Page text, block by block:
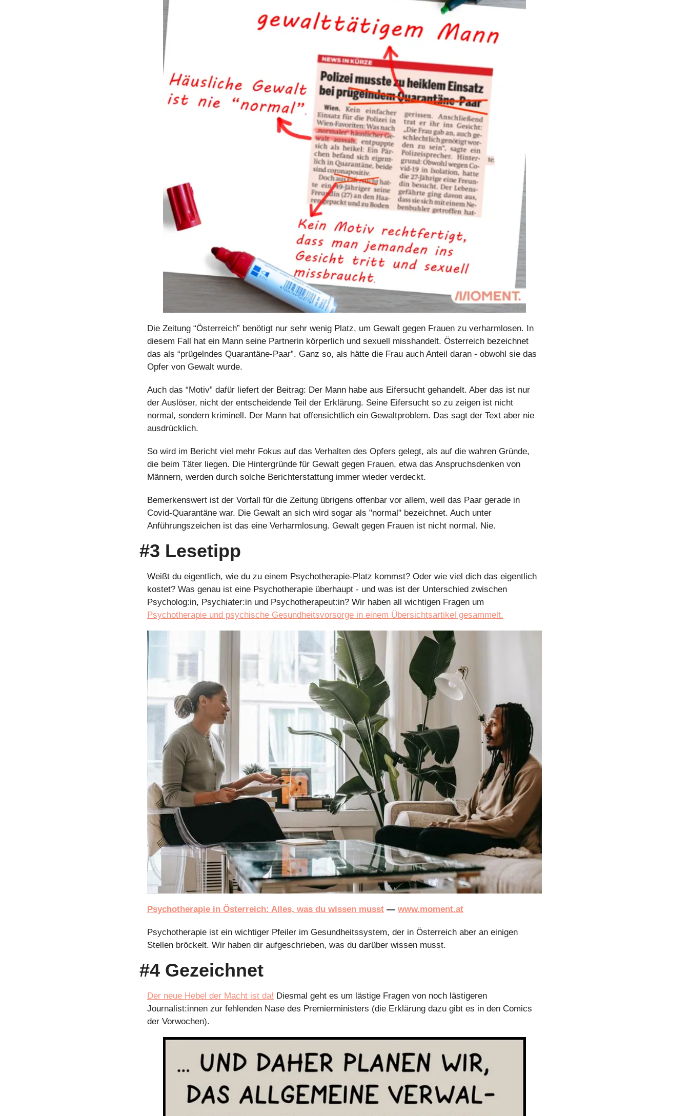
Die Zeitung “Österreich” benötigt nur sehr wenig Platz, um Gewalt gegen Frauen zu verharmlosen. In
diesem Fall hat ein Mann seine Partnerin körperlich und sexuell misshandelt. Österreich bezeichnet
das als “prügelndes Quarantäne-Paar”. Ganz so, als hätte die Frau auch Anteil daran - obwohl sie das
Opfer von Gewalt wurde.
Auch das “Motiv” dafür liefert der Beitrag: Der Mann habe aus Eifersucht gehandelt. Aber das ist nur
der Auslöser, nicht der entscheidende Teil der Erklärung. Seine Eifersucht so zu zeigen ist nicht
normal, sondern kriminell. Der Mann hat offensichtlich ein Gewaltproblem. Das sagt der Text aber nie
ausdrücklich.
So wird im Bericht viel mehr Fokus auf das Verhalten des Opfers gelegt, als auf die wahren Gründe,
die beim Täter liegen. Die Hintergründe für Gewalt gegen Frauen, etwa das Anspruchsdenken von
Männern, werden durch solche Berichterstattung immer wieder verdeckt.
Bemerkenswert ist der Vorfall für die Zeitung übrigens offenbar vor allem, weil das Paar gerade in
Covid-Quarantäne war. Die Gewalt an sich wird sogar als "normal" bezeichnet. Auch unter
Anführungszeichen ist das eine Verharmlosung. Gewalt gegen Frauen ist nicht normal. Nie.
#3 Lesetipp
Weißt du eigentlich, wie du zu einem Psychotherapie-Platz kommst? Oder wie viel dich das eigentlich
kostet? Was genau ist eine Psychotherapie überhaupt - und was ist der Unterschied zwischen
Psychotherapie und psychische Gesundheitsvorsorge in einem Übersichtsartikel gesammelt.
Psychotherapie in Österreich: Alles, was du wissen musst — www.moment.at
Psychotherapie ist ein wichtiger Pfeiler im Gesundheitssystem, der in Österreich aber an einigen
Stellen bröckelt. Wir haben dir aufgeschrieben, was du darüber wissen musst.
#4 Gezeichnet
Der neue Hebel der Macht ist da! Diesmal geht es um lästige Fragen von noch lästigeren
Journalist:innen zur fehlenden Nase des Premierministers (die Erklärung dazu gibt es in den Comics
der Vorwochen).